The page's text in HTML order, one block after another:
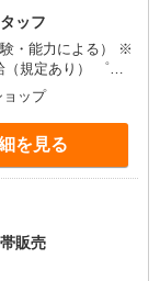
ッフ
・能力による） ※
定あり） ゜
+゜ 入社祝い金10
。・゜+゜
ップ
を見る
販売